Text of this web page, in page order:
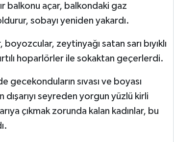
balkonu açar, balkondaki gaz
sobayı yeniden yakardı.
zeytinyağı satan sarı bıyıklı
hoparlörler ile sokaktan geçerlerdi.
gecekonduların sıvası ve boyası
seyreden yorgun yüzlü kirli
çıkmak zorunda kalan kadınlar, bu